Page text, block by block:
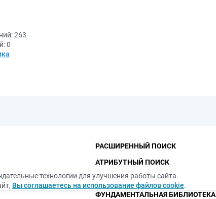
263
0
РАСШИРЕННЫЙ ПОИСК
АТРИБУТНЫЙ ПОИСК
КОНТАКТЫ
ФУНДАМЕНТАЛЬНАЯ БИБЛИОТЕКА
технологии для улучшения работы сайта.
Вы соглашаетесь на использование файлов cookie.